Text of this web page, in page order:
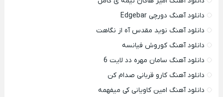
دانلود آهنگ دورچی Edgebar
دانلود آهنگ نوید مقدس آه از نگاهت
دانلود آهنگ کوروش فیانسه
دانلود آهنگ سامان مهره دد لایت 6
دانلود آهنگ کارو قربانی صدام کن
دانلود آهنگ امین کاویانی کی میفهمه